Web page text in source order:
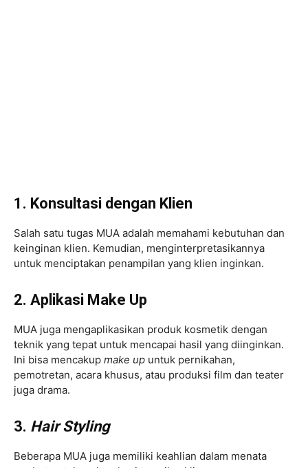
1. Konsultasi dengan Klien
Salah satu tugas MUA adalah memahami kebutuhan dan
keinginan klien. Kemudian, menginterpretasikannya
untuk menciptakan penampilan yang klien inginkan.
2. Aplikasi Make Up
MUA juga mengaplikasikan produk kosmetik dengan
teknik yang tepat untuk mencapai hasil yang diinginkan.
Ini bisa mencakup make up untuk pernikahan,
pemotretan, acara khusus, atau produksi film dan teater
juga drama.
3. Hair Styling
Beberapa MUA juga memiliki keahlian dalam menata